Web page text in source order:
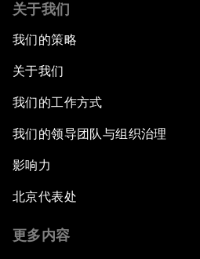
关于我们
我们的策略
关于我们
我们的工作方式
我们的领导团队与组织治理
影响力
北京代表处
更多内容